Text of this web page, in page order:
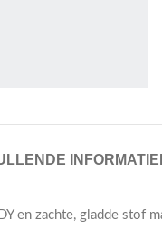
INFORMATIE
en zachte, gladde